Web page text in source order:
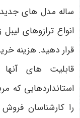
ساله مدل های جدید
انواع ترازوهای
قرار دهید. هزینه
قابلیت‌ های
استانداردهایی که
را کارشناسان